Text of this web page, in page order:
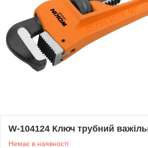
W-104124 Ключ трубний
Немає в наявності